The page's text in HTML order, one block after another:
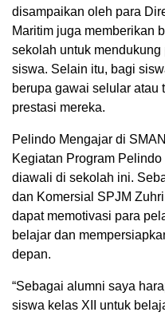
disampaikan oleh para
Maritim juga memberikan
sekolah untuk
siswa. Selain itu, bagi
berupa gawai selular atau
prestasi mereka.
Pelindo Mengajar di
Kegiatan Program
diawali di sekolah ini.
dan Komersial SPJM
dapat memotivasi para
belajar dan
depan.
“Sebagai alumni saya
siswa kelas XII untuk